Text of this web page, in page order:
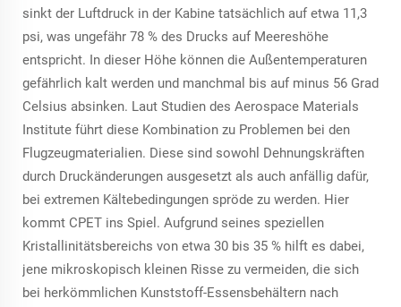
sinkt der Luftdruck in der Kabine tatsächlich auf etwa 11,3
psi, was ungefähr 78 % des Drucks auf Meereshöhe
entspricht. In dieser Höhe können die Außentemperaturen
gefährlich kalt werden und manchmal bis auf minus 56 Grad
Celsius absinken. Laut Studien des Aerospace Materials
Institute führt diese Kombination zu Problemen bei den
Flugzeugmaterialien. Diese sind sowohl Dehnungskräften
durch Druckänderungen ausgesetzt als auch anfällig dafür,
bei extremen Kältebedingungen spröde zu werden. Hier
kommt CPET ins Spiel. Aufgrund seines speziellen
Kristallinitätsbereichs von etwa 30 bis 35 % hilft es dabei,
jene mikroskopisch kleinen Risse zu vermeiden, die sich
bei herkömmlichen Kunststoff-Essensbehältern nach